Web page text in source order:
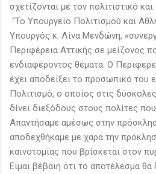
σχετίζονται με τον πολιτιστικό
“Το Υπουργείο Πολιτισμού και
Υπουργός κ. Λίνα Μενδώνη,
Περιφέρεια Αττικής σε μείζονος
ενδιαφέροντος θέματα. Ο
έχει αποδείξει το προσωπικό του
Πολιτισμό, ο οποίος στις
δίνει διεξόδους στους πολίτες
Απαντήσαμε αμέσως στην
αποδεχθήκαμε με χαρά την
καινοτομίας που βρίσκεται στον
Είμαι βέβαιη ότι το αποτέλεσμα